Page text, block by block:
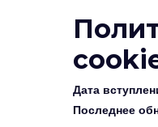
Дата
Последнее